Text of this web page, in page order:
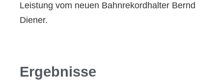
Leistung vom neuen Bahnrekordhalter Bernd
Diener.
Ergebnisse